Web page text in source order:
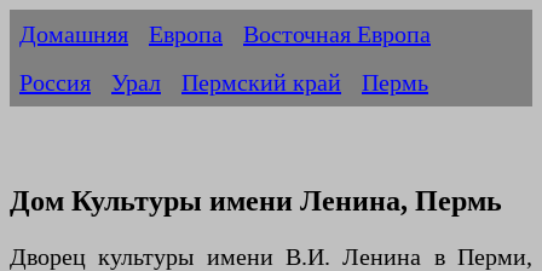
Домашняя Европа
Восточная Европа
Россия
Урал Пермский край Пермь
Дом Культуры имени Ленина, Пермь
Дворец культуры имени В.И. Ленина в Перми,